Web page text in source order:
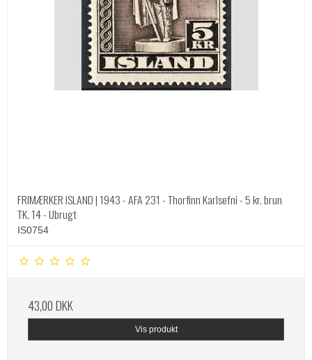
FRIMÆRKER ISLAND | 1943 - AFA 231 - Thorfinn Karlsefni - 5 kr. brun
TK. 14 - Ubrugt
IS0754
43,00 DKK
Vis produkt